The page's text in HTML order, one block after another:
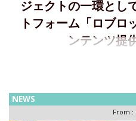
ジェクトの一環とし
トフォーム「ロブロ
ンテンツ提
”G-SHOCK”が「Roblox」で
験を提供カシオ計算機は、
NEWS
From :